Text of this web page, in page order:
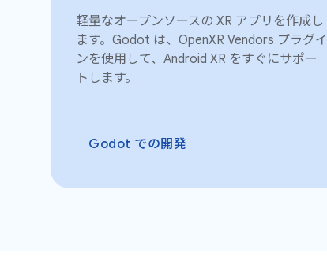
軽量なオープンソースの XR アプリを作成し
ます。Godot は、OpenXR Vendors プラグイ
ンを使用して、Android XR をすぐにサポー
トします。
Godot での開発